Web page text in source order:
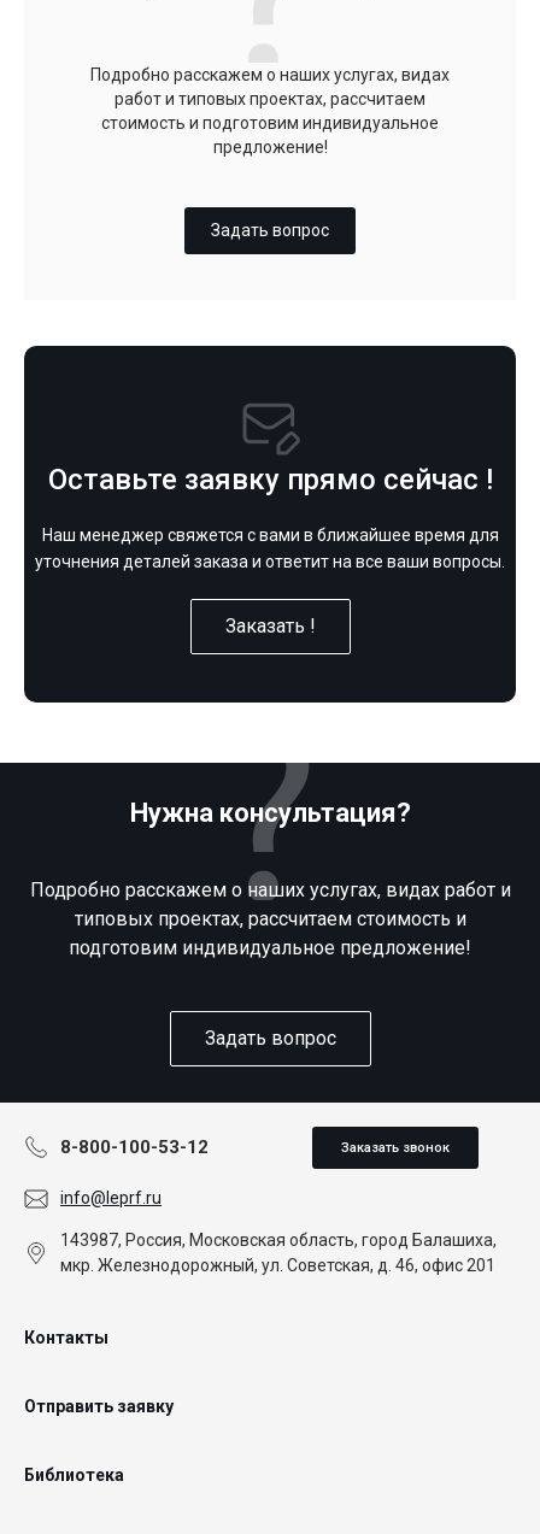
Подробно расскажем о наших услугах, видах
работ и типовых проектах, рассчитаем
стоимость и подготовим индивидуальное
предложение!
Задать вопрос
Оставьте заявку прямо сейчас !
Наш менеджер свяжется с вами в ближайшее время для
уточнения деталей заказа и ответит на все ваши вопросы.
Заказать !
Нужна консультация?
Подробно расскажем о наших услугах, видах работ и
типовых проектах, рассчитаем стоимость и
подготовим индивидуальное предложение!
Задать вопрос
8-800-100-53-12 Заказать звонок
info@leprf.ru
143987, Россия, Московская область, город Балашиха,
мкр. Железнодорожный, ул. Советская, д. 46, офис 201
Контакты
Отправить заявку
Библиотека